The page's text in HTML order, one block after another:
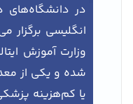
در دانشگاه‌های
انگلیسی برگزار
وزارت آموزش
شده و یکی از
یا کم‌هزینه